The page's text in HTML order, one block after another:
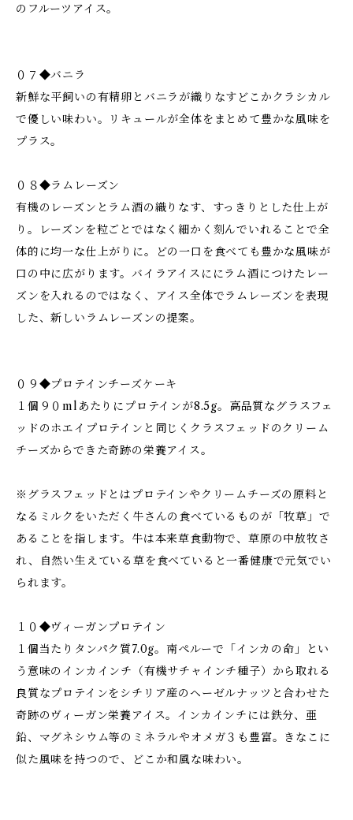
のフルーツアイス。
０７◆バニラ
新鮮な平飼いの有精卵とバニラが織りなすどこかクラシカル
で優しい味わい。リキュールが全体をまとめて豊かな風味を
プラス。
０８◆ラムレーズン
有機のレーズンとラム酒の織りなす、すっきりとした仕上が
り。レーズンを粒ごとではなく細かく刻んでいれることで全
体的に均一な仕上がりに。どの一口を食べても豊かな風味が
口の中に広がります。バイラアイスににラム酒につけたレー
ズンを入れるのではなく、アイス全体でラムレーズンを表現
した、新しいラムレーズンの提案。
０９◆プロテインチーズケーキ
１個９０mlあたりにプロテインが8.5g。高品質なグラスフェ
ッドのホエイプロテインと同じくクラスフェッドのクリーム
チーズからできた奇跡の栄養アイス。
※グラスフェッドとはプロテインやクリームチーズの原料と
なるミルクをいただく牛さんの食べているものが「牧草」で
あることを指します。牛は本来草食動物で、草原の中放牧さ
れ、自然い生えている草を食べていると一番健康で元気でい
られます。
１０◆ヴィーガンプロテイン
１個当たりタンパク質7.0g。南ペルーで「インカの命」とい
う意味のインカインチ（有機サチャインチ種子）から取れる
良質なプロテインをシチリア産のヘーゼルナッツと合わせた
奇跡のヴィーガン栄養アイス。インカインチには鉄分、亜
鉛、マグネシウム等のミネラルやオメガ３も豊富。きなこに
似た風味を持つので、どこか和風な味わい。